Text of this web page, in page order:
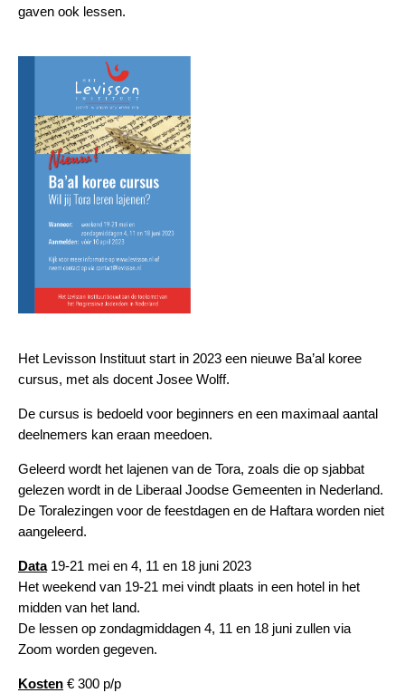
gaven ook lessen.
Het Levisson Instituut start in 2023 een nieuwe Ba’al koree
cursus, met als docent Josee Wolff.
De cursus is bedoeld voor beginners en een maximaal aantal
deelnemers kan eraan meedoen.
Geleerd wordt het lajenen van de Tora, zoals die op sjabbat
gelezen wordt in de Liberaal Joodse Gemeenten in Nederland.
De Toralezingen voor de feestdagen en de Haftara worden niet
aangeleerd.
Data19-21 mei en 4, 11 en 18 juni 2023
Het weekend van 19-21 mei vindt plaats in een hotel in het
midden van het land.
De lessen op zondagmiddagen 4, 11 en 18 juni zullen via
Zoom worden gegeven.
Kosten € 300 p/p